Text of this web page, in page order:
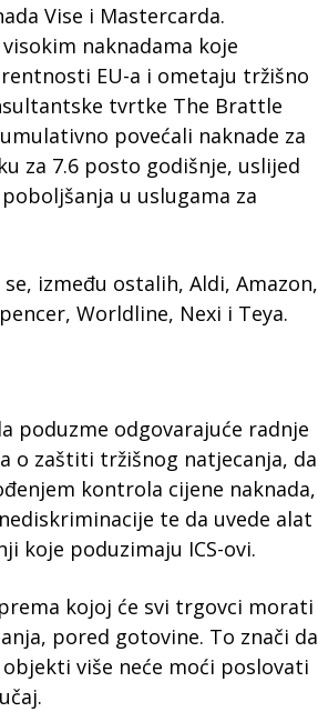
Vise i Mastercarda.
naknadama koje
EU-a i ometaju tržišno
tvrtke The Brattle
povećali naknade za
za 7.6 posto godišnje, uslijed
u uslugama za
između ostalih, Aldi, Amazon,
Worldline, Nexi i Teya.
poduzme odgovarajuće radnje
o zaštiti tržišnog natjecanja, da
kontrola cijene naknada,
te da uvede alat
koje poduzimaju ICS-ovi.
kojoj će svi trgovci morati
pored gotovine. To znači da
više neće moći poslovati